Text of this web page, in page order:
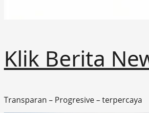
Klik Berita
Transparan – Progresive – terpercaya